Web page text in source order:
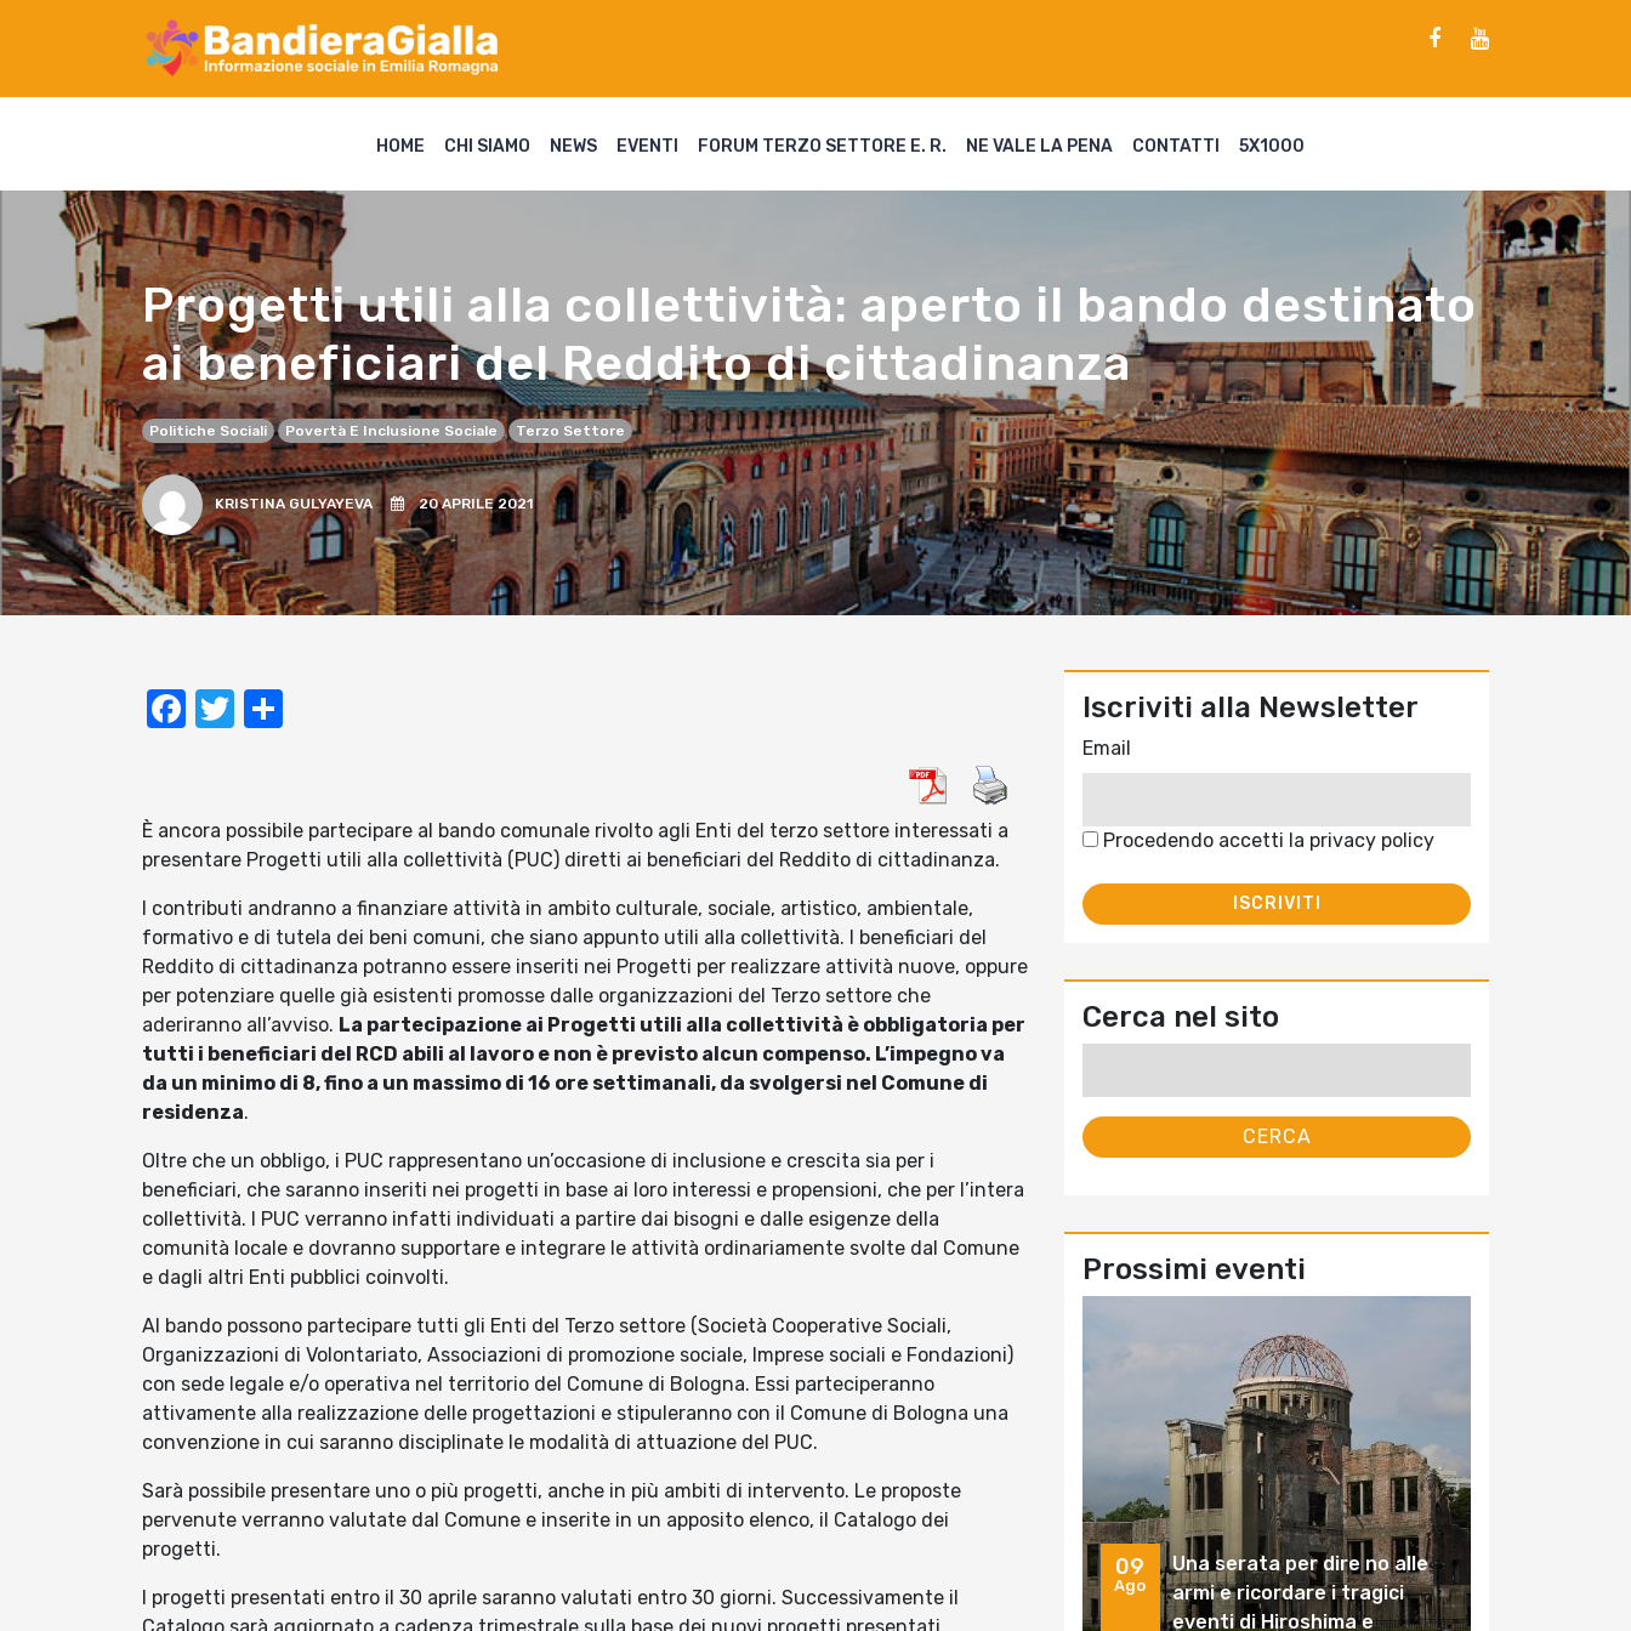
HOME CHI SIAMO NEWS EVENTI FORUM TERZO SETTORE E. R. NE VALE LA PENA CONTATTI 5X1000
Progetti utili alla collettività: aperto il bando destinato
ai beneficiari del Reddito di cittadinanza
Politiche Sociali Povertà E Inclusione Sociale Terzo Settore
KRISTINA GULYAYEVA 20 APRILE 2021
Facebook
Twitter
È ancora possibile partecipare al bando comunale rivolto agli Enti del terzo settore interessati a
presentare Progetti utili alla collettività (PUC) diretti ai beneficiari del Reddito di cittadinanza.
I contributi andranno a finanziare attività in ambito culturale, sociale, artistico, ambientale,
formativo e di tutela dei beni comuni, che siano appunto utili alla collettività. I beneficiari del
Reddito di cittadinanza potranno essere inseriti nei Progetti per realizzare attività nuove, oppure
per potenziare quelle già esistenti promosse dalle organizzazioni del Terzo settore che
aderiranno all’avviso. La partecipazione ai Progetti utili alla collettività è obbligatoria per
tutti i beneficiari del RCD abili al lavoro e non è previsto alcun compenso. L’impegno va
da un minimo di 8, fino a un massimo di 16 ore settimanali, da svolgersi nel Comune di
residenza.
Oltre che un obbligo, i PUC rappresentano un’occasione di inclusione e crescita sia per i
beneficiari, che saranno inseriti nei progetti in base ai loro interessi e propensioni, che per l’intera
collettività. I PUC verranno infatti individuati a partire dai bisogni e dalle esigenze della
comunità locale e dovranno supportare e integrare le attività ordinariamente svolte dal Comune
e dagli altri Enti pubblici coinvolti.
Al bando possono partecipare tutti gli Enti del Terzo settore (Società Cooperative Sociali,
Organizzazioni di Volontariato, Associazioni di promozione sociale, Imprese sociali e Fondazioni)
con sede legale e/o operativa nel territorio del Comune di Bologna. Essi parteciperanno
attivamente alla realizzazione delle progettazioni e stipuleranno con il Comune di Bologna una
convenzione in cui saranno disciplinate le modalità di attuazione del PUC.
Sarà possibile presentare uno o più progetti, anche in più ambiti di intervento. Le proposte
pervenute verranno valutate dal Comune e inserite in un apposito elenco, il Catalogo dei
progetti.
I progetti presentati entro il 30 aprile saranno valutati entro 30 giorni. Successivamente il
Iscriviti alla Newsletter
Email
Procedendo accetti la privacy policy
Cerca nel sito
Prossimi eventi
09
Ago
Una serata per dire no alle
armi e ricordare i tragici
eventi di Hiroshima e